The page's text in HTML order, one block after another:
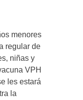
menores
regular de
niñas y
VPH
les estará
la